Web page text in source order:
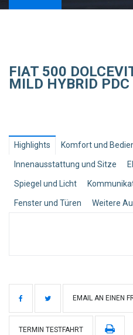
FIAT 500
MILD HYBRID PDC
Highlights Komfort und
Innenausstattung und Sitze
Spiegel und Licht
Fenster und Türen Weitere
EMAIL AN EINEN
TERMIN TESTFAHRT